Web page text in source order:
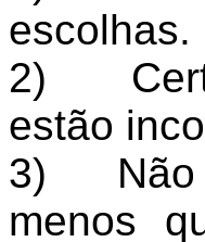
escolhas.
2)
estão
3) Não
menos